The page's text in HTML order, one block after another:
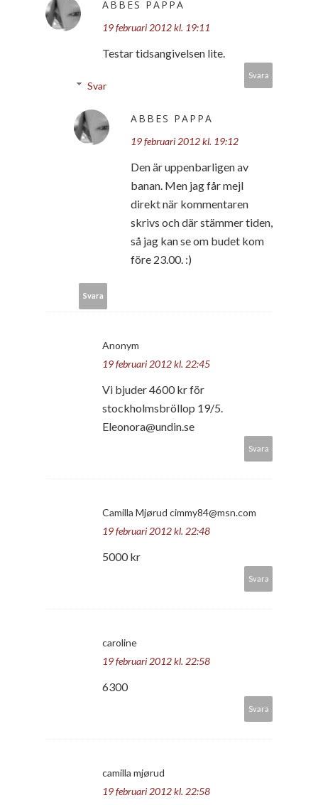
ABBES PAPPA
19 februari 2012 kl. 19:11
Testar tidsangivelsen lite.
Svara
Svar
ABBES PAPPA
19 februari 2012 kl. 19:12
Den är uppenbarligen av
banan. Men jag får mejl
direkt när kommentaren
skrivs och där stämmer tiden,
så jag kan se om budet kom
före 23.00. :)
Svara
Anonym
19 februari 2012 kl. 22:45
Vi bjuder 4600 kr för
stockholmsbröllop 19/5.
Eleonora@undin.se
Svara
Camilla Mjørud cimmy84@msn.com
19 februari 2012 kl. 22:48
5000 kr
Svara
caroline
19 februari 2012 kl. 22:58
6300
Svara
camilla mjørud
19 februari 2012 kl. 22:58